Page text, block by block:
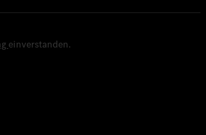
einverstanden.